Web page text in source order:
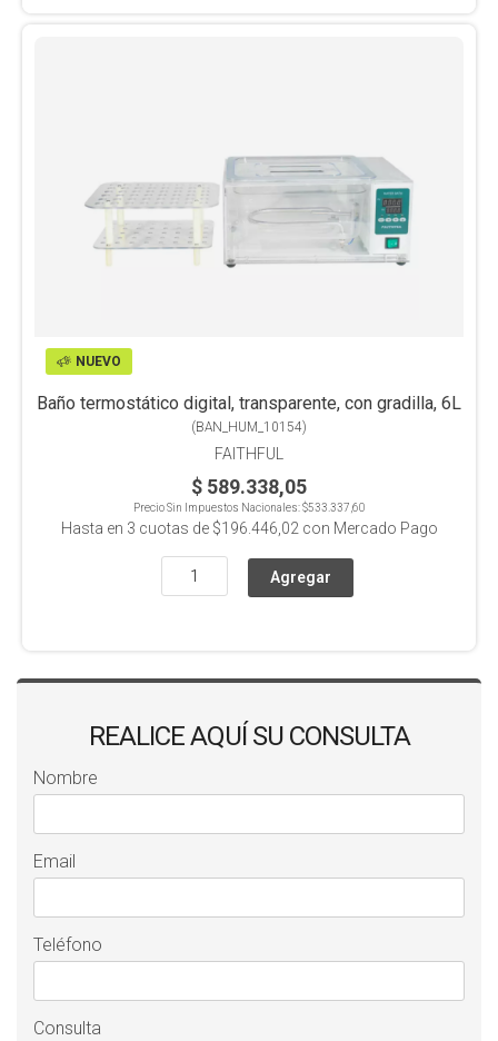
NUEVO
Baño termostático digital, transparente, con gradilla, 6L
(BAN_HUM_10154)
FAITHFUL
$ 589.338,05
Precio Sin Impuestos Nacionales:$533.337,60
Hasta en 3 cuotas de $196.446,02con Mercado Pago
REALICE AQUÍ SU CONSULTA
Nombre
Email
Teléfono
Consulta